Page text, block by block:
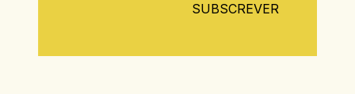
SUBSCREVER